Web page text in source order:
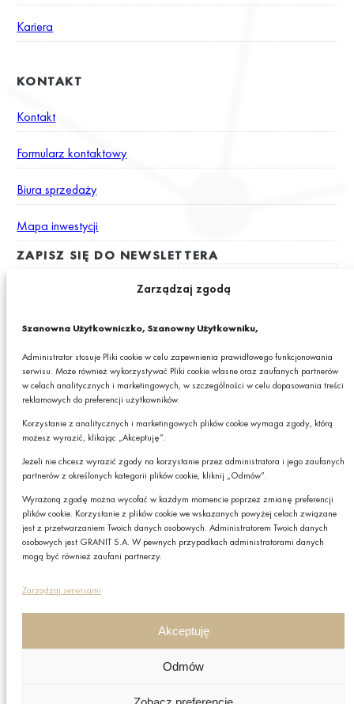
Zarządzaj zgodą
Szanowna Użytkowniczko, Szanowny Użytkowniku,
Administrator stosuje Pliki cookie w celu zapewnienia prawidłowego funkcjonowania
serwisu. Może również wykorzystywać Pliki cookie własne oraz zaufanych partnerów
w celach analitycznych i marketingowych, w szczególności w celu dopasowania treści
reklamowych do preferencji użytkowników.
Korzystanie z analitycznych i marketingowych plików cookie wymaga zgody, którą
możesz wyrazić, klikając „Akceptuję”.
Jeżeli nie chcesz wyrazić zgody na korzystanie przez administratora i jego zaufanych
partnerów z określonych kategorii plików cookie, kliknij „Odmów”.
Wyrażoną zgodę można wycofać w każdym momencie poprzez zmianę preferencji
plików cookie. Korzystanie z plików cookie we wskazanych powyżej celach związane
jest z przetwarzaniem Twoich danych osobowych. Administratorem Twoich danych
osobowych jest GRANIT S.A. W pewnych przypadkach administratorami danych
mogą być również zaufani partnerzy.
Zarządzaj serwisami
Akceptuję
Odmów
Kariera
KONTAKT
Kontakt
Formularz kontaktowy
Biura sprzedaży
Mapa inwestycji
ZAPISZ SIĘ DO NEWSLETTERA
adres e-mail newslettera z informacjami o ciekawych promocjach,
produktach lub usługach GRANIT S.A.*
* Pola obowiązkowe
Podając swój adres e-mail wyrażasz zgodę na otrzymywanie drogą elektroniczną,
produktach lub usługach GRANIT S.A. oraz zgodę na przetwarzanie przez GRANIT
S.A. Twoich danych osobowych w postaci tego adresu e-mail. Szczegółowe zasady
W każdej chwili możesz zrezygnować z subskrybcji.
Zapisz
Polityka prywatności
Polityka plików cookies
Nota prawna
Czy chcesz,
oddzwonili?
TAK